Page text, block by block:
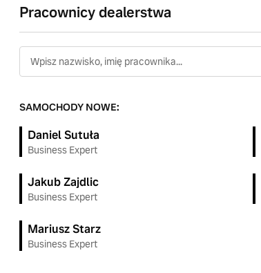
Pracownicy dealerstwa
Wpisz nazwisko, imię pracownika...
SAMOCHODY NOWE:
Daniel Sutuła
Business Expert
Jakub Zajdlic
Business Expert
Mariusz Starz
Business Expert